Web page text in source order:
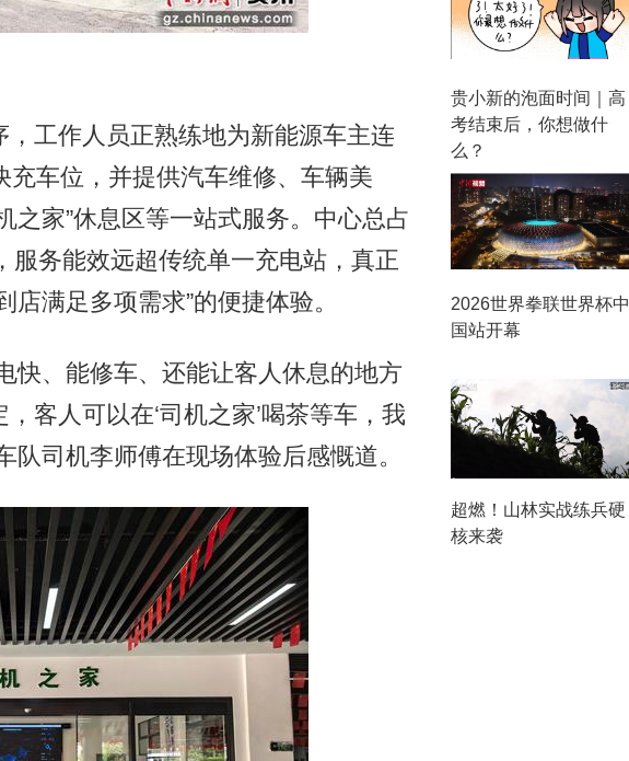
工作人员正熟练地为新能源车主连
车位，并提供汽车维修、车辆美
之家”休息区等一站式服务。中心总占
服务能效远超传统单一充电站，真正
满足多项需求”的便捷体验。
、能修车、还能让客人休息的地方
客人可以在‘司机之家’喝茶等车，我
司机李师傅在现场体验后感慨道。
贵小新的泡面时间｜高
考结束后，你想做什
么？
2026世界拳联世界杯中
国站开幕
超燃！山林实战练兵硬
核来袭